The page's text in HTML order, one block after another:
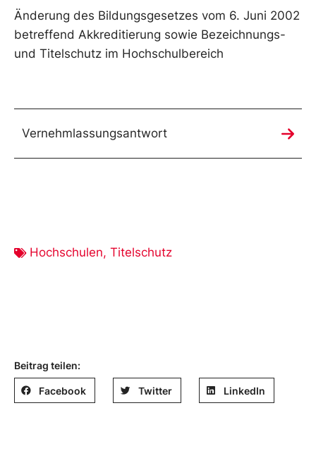
Änderung des Bildungsgesetzes vom 6. Juni 2002
betreffend Akkreditierung sowie Bezeichnungs-
und Titelschutz im Hochschulbereich
Vernehmlassungsantwort
Hochschulen, Titelschutz
Beitrag teilen:
Facebook Twitter LinkedIn